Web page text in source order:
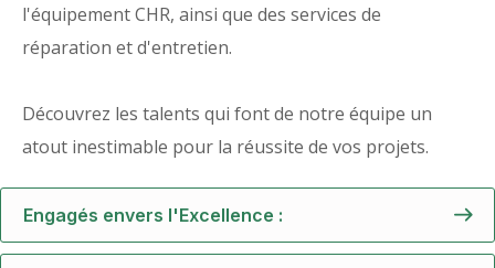
l'équipement CHR, ainsi que des services de
réparation et d'entretien.
Découvrez les talents qui font de notre équipe un
atout inestimable pour la réussite de vos projets.
Engagés envers l'Excellence :